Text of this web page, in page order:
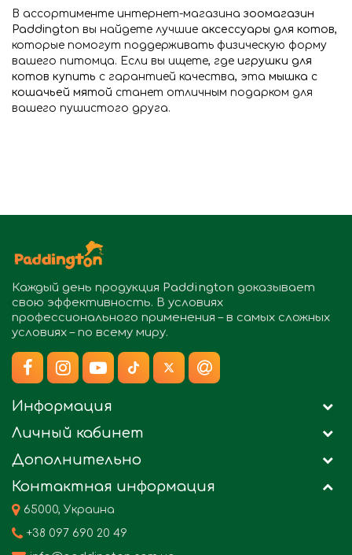
В ассортименте интернет-магазина зоомагазин
Paddington вы найдете лучшие аксессуары для котов,
которые помогут поддерживать физическую форму
вашего питомца. Если вы ищете, где игрушки для
котов купить с гарантией качества, эта мышка с
кошачьей мятой станет отличным подарком для
вашего пушистого друга.
Каждый день продукция Paddington доказывает
свою эффективность. В условиях
профессионального применения – в самых сложных
условиях – по всему миру.
Информация
Личный кабинет
Дополнительно
Контактная информация
65000, Украина
+38 097 690 20 49